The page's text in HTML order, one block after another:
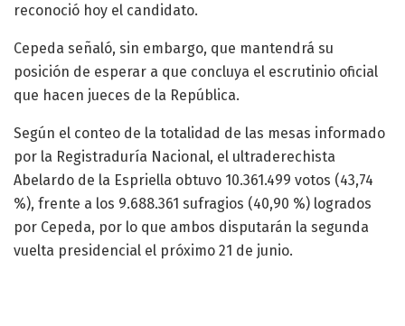
reconoció hoy el candidato.
Cepeda señaló, sin embargo, que mantendrá su
posición de esperar a que concluya el escrutinio oficial
que hacen jueces de la República.
Según el conteo de la totalidad de las mesas informado
por la Registraduría Nacional, el ultraderechista
Abelardo de la Espriella obtuvo 10.361.499 votos (43,74
%), frente a los 9.688.361 sufragios (40,90 %) logrados
por Cepeda, por lo que ambos disputarán la segunda
vuelta presidencial el próximo 21 de junio.